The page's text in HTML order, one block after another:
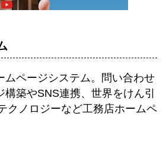
ページシステム。 問い合わせ
築やSNS連携、世界をけん引
クノロジーなど工務店ホームペ